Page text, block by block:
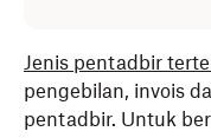
Jenis pentadbir
pengebilan, invois
pentadbir. Untuk